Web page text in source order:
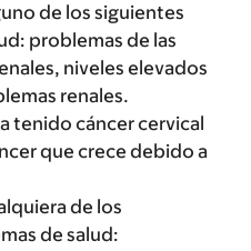
de los siguientes
problemas de las
niveles elevados
renales.
tenido cáncer cervical
que crece debido a
de los
de salud: